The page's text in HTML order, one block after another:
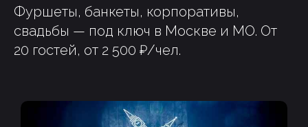
Фуршеты, банкеты, корпоративы,
свадьбы — под ключ в Москве и МО. От
20 гостей, от 2 500 ₽/чел.